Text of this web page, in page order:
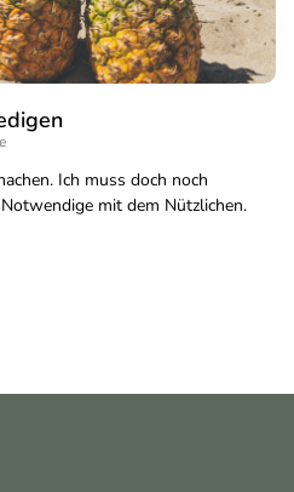
Ich muss doch noch
mit dem Nützlichen.